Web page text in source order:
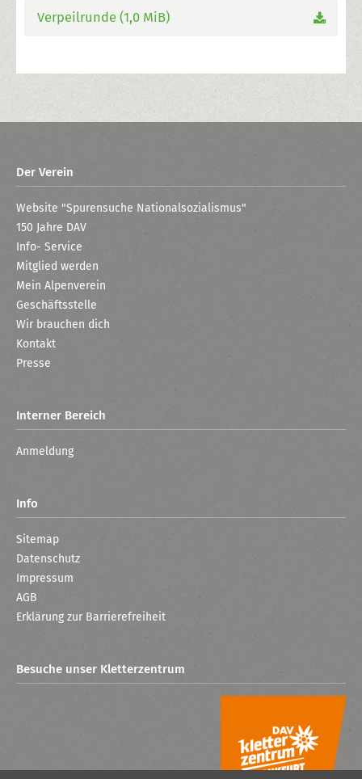
Verpeilrunde (1,0 MiB)
Der Verein
Website "Spurensuche Nationalsozialismus"
150 Jahre DAV
Info- Service
Mitglied werden
Mein Alpenverein
Geschäftsstelle
Wir brauchen dich
Kontakt
Presse
Interner Bereich
Anmeldung
Info
Sitemap
Datenschutz
Impressum
AGB
Erklärung zur Barrierefreiheit
Besuche unser Kletterzentrum